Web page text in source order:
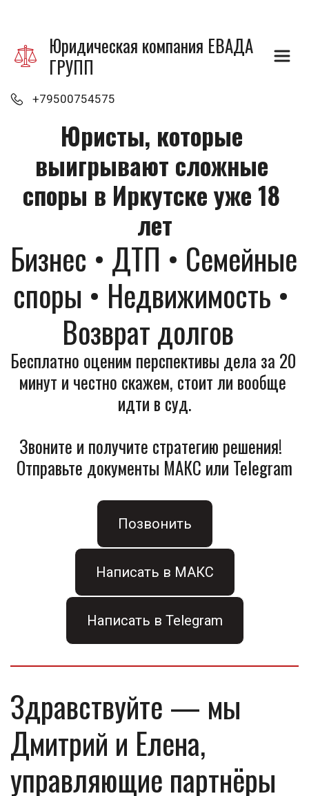
Юридическая компания ЕВАДА
ГРУПП
+79500754575
Юристы, которые
выигрывают сложные
споры в Иркутске уже 18
лет
Бизнес • ДТП • Семейные
споры • Недвижимость •
Возврат долгов
Бесплатно оценим перспективы дела за 20
минут и честно скажем, стоит ли вообще
идти в суд.
Звоните и получите стратегию решения!
Отправьте документы МАКС или Telegram
Позвонить
Написать в МАКС
Написать в Telegram
Здравствуйте — мы
Дмитрий и Елена,
управляющие партнёры